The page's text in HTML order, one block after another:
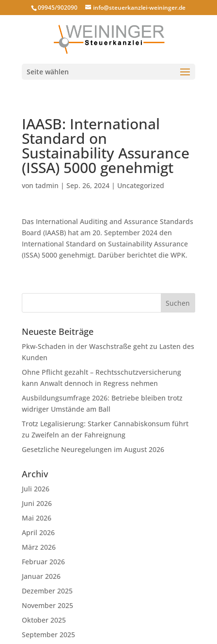
09945/902090 info@steuerkanzlei-weininger.de
Seite wählen
IAASB: International
Standard on
Sustainability Assurance
(ISSA) 5000 genehmigt
von tadmin | Sep. 26, 2024| Uncategorized
Das International Auditing and Assurance Standards
Board (IAASB) hat am 20. September 2024 den
International Standard on Sustainability Assurance
(ISSA) 5000 genehmigt. Darüber berichtet die WPK.
Neueste Beiträge
Pkw-Schaden in der Waschstraße geht zu Lasten des
Kunden
Ohne Pflicht gezahlt – Rechtsschutzversicherung
kann Anwalt dennoch in Regress nehmen
Ausbildungsumfrage 2026: Betriebe bleiben trotz
widriger Umstände am Ball
Trotz Legalisierung: Starker Cannabiskonsum führt
zu Zweifeln an der Fahreignung
Gesetzliche Neuregelungen im August 2026
Archiv
Juli 2026
Juni 2026
Mai 2026
April 2026
März 2026
Februar 2026
Januar 2026
Dezember 2025
November 2025
Oktober 2025
September 2025